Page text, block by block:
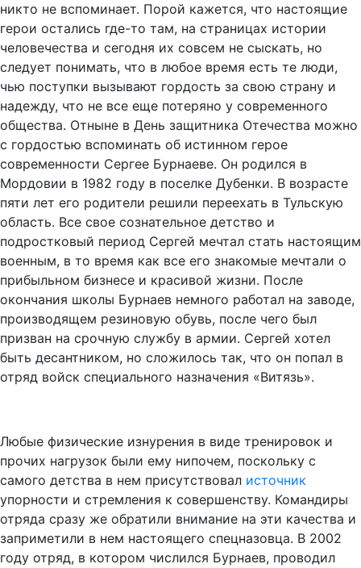
никто не вспоминает. Порой кажется, что настоящие
герои остались где-то там, на страницах истории
человечества и сегодня их совсем не сыскать, но
следует понимать, что в любое время есть те люди,
чью поступки вызывают гордость за свою страну и
надежду, что не все еще потеряно у современного
общества. Отныне в День защитника Отечества можно
с гордостью вспоминать об истинном герое
современности Сергее Бурнаеве. Он родился в
Мордовии в 1982 году в поселке Дубенки. В возрасте
пяти лет его родители решили переехать в Тульскую
область. Все свое сознательное детство и
подростковый период Сергей мечтал стать настоящим
военным, в то время как все его знакомые мечтали о
прибыльном бизнесе и красивой жизни. После
окончания школы Бурнаев немного работал на заводе,
производящем резиновую обувь, после чего был
призван на срочную службу в армии. Сергей хотел
быть десантником, но сложилось так, что он попал в
отряд войск специального назначения «Витязь».
Любые физические изнурения в виде тренировок и
прочих нагрузок были ему нипочем, поскольку с
самого детства в нем присутствовал источник
упорности и стремления к совершенству. Командиры
отряда сразу же обратили внимание на эти качества и
заприметили в нем настоящего спецназовца. В 2002
году отряд, в котором числился Бурнаев, проводил